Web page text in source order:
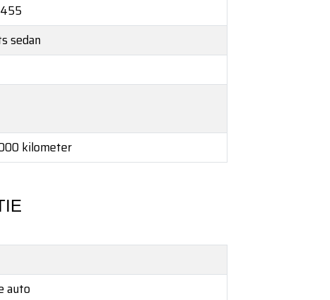
sedan
kilometer
auto